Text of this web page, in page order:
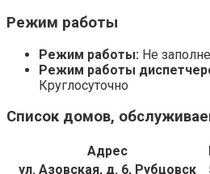
Режим работы
Режим работы: Не
Режим работы
Круглосуточно
Список домов,
Адрес
ул. Азовская, д. 6, Рубцовск